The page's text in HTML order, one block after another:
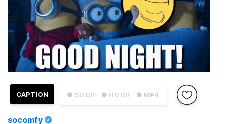
● SD GIF ● HD GIF ● MP4
CAPTION
socomfy